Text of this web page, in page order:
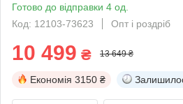
Готово до відправки 4 од.
Код: 12103-73623
Опт і роздріб
10 499 ₴ 13 649 ₴
Економія 3150 ₴